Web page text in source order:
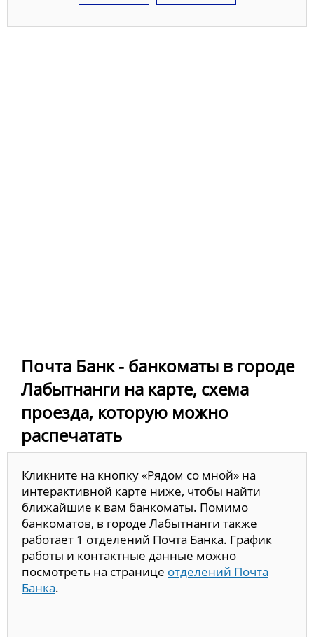
Почта Банк - банкоматы в городе
Лабытнанги на карте, схема
проезда, которую можно
распечатать
Кликните на кнопку «Рядом со мной» на
интерактивной карте ниже, чтобы найти
ближайшие к вам банкоматы. Помимо
банкоматов, в городе Лабытнанги также
работает 1 отделений Почта Банка. График
работы и контактные данные можно
посмотреть на странице отделений Почта
Банка.